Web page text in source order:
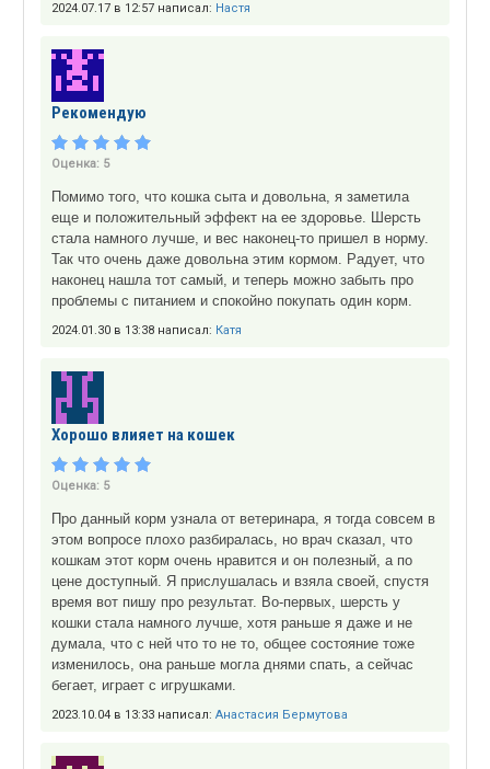
2024.07.17 в 12:57 написал: Настя
Рекомендую
Оценка: 5
Помимо того, что кошка сыта и довольна, я заметила
еще и положительный эффект на ее здоровье. Шерсть
стала намного лучше, и вес наконец-то пришел в норму.
Так что очень даже довольна этим кормом. Радует, что
наконец нашла тот самый, и теперь можно забыть про
проблемы с питанием и спокойно покупать один корм.
2024.01.30 в 13:38 написал: Катя
Хорошо влияет на кошек
Оценка: 5
Про данный корм узнала от ветеринара, я тогда совсем в
этом вопросе плохо разбиралась, но врач сказал, что
кошкам этот корм очень нравится и он полезный, а по
цене доступный. Я прислушалась и взяла своей, спустя
время вот пишу про результат. Во-первых, шерсть у
кошки стала намного лучше, хотя раньше я даже и не
думала, что с ней что то не то, общее состояние тоже
изменилось, она раньше могла днями спать, а сейчас
бегает, играет с игрушками.
2023.10.04 в 13:33 написал: Анастасия Бермутова